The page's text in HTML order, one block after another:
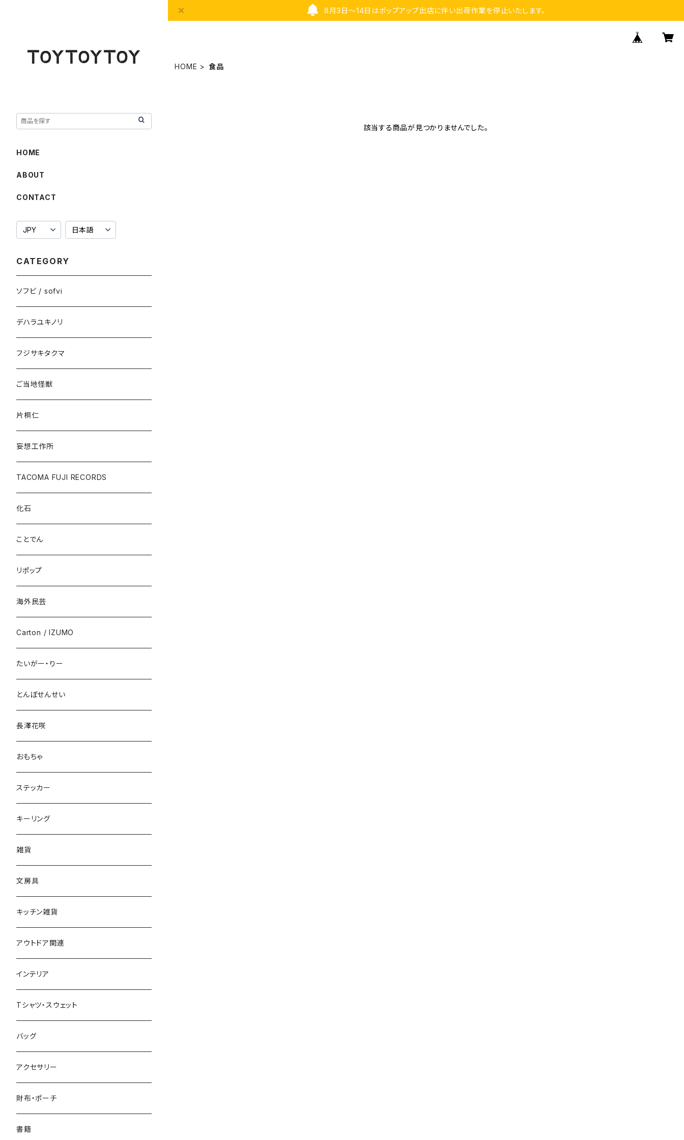
8月3日〜14日はポップアップ出店に伴い出荷作業を停止いたします。
HOME 食品
該当する商品が見つかりませんでした。
HOME
ABOUT
CONTACT
CATEGORY
ソフビ / sofvi
デハラユキノリ
フジサキタクマ
ご当地怪獣
片桐仁
妄想工作所
TACOMA FUJI RECORDS
化石
ことでん
リポップ
海外民芸
Carton / IZUMO
たいがー・りー
とんぼせんせい
長澤花咲
おもちゃ
ステッカー
キーリング
雑貨
文房具
キッチン雑貨
アウトドア関連
インテリア
Tシャツ・スウェット
バッグ
アクセサリー
財布・ポーチ
書籍